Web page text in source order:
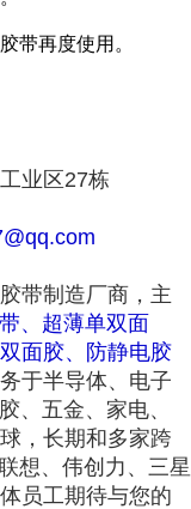
带再度使用。
业区27栋
带制造厂商，主
、超薄单双面
面胶、防静电胶
于半导体、电子
、五金、家电、
，长期和多家跨
想、伟创力、三星
员工期待与您的